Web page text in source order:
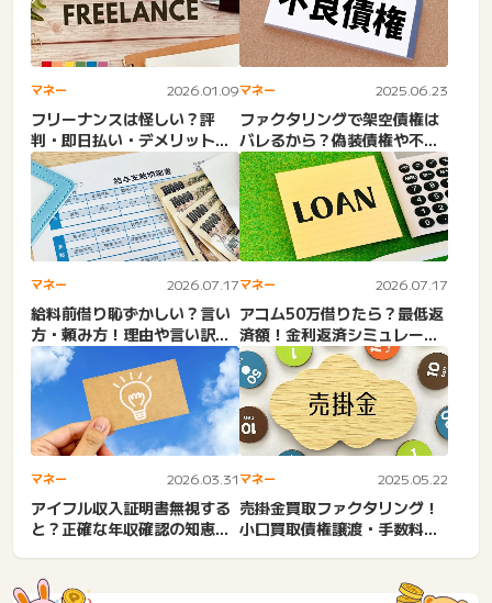
マネー 2026.01.09
フリーナンスは怪しい？評
判・即日払い・デメリット。
口コミ＆口座・バーチャルオ
フ...
マネー 2025.06.23
ファクタリングで架空債権は
バレるから？偽装債権や不正
債権は詐欺罪で刑事告訴？
二...
マネー 2026.07.17
給料前借り恥ずかしい？言い
方・頼み方！理由や言い訳。
バイト・前借りできない・
断...
マネー 2026.07.17
アコム50万借りたら？最低返
済額！金利返済シミュレーシ
ョン！返済期間・100万...
マネー 2026.03.31
アイフル収入証明書無視する
と？正確な年収確認の知恵
マネー 2025.05.22
売掛金買取ファクタリング！
小口買取債権譲渡・手数料安